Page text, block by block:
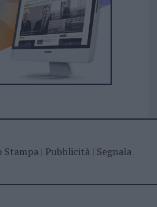
Stampa| Pubblicità| Segnala